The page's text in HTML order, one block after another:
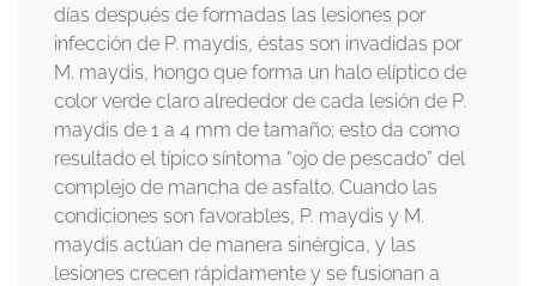
días después de formadas las lesiones por
infección de P. maydis, éstas son invadidas por
M. maydis, hongo que forma un halo elíptico de
color verde claro alrededor de cada lesión de P.
maydis de 1 a 4 mm de tamaño; esto da como
resultado el típico síntoma “ojo de pescado” del
complejo de mancha de asfalto. Cuando las
condiciones son favorables, P. maydis y M.
maydis actúan de manera sinérgica, y las
lesiones crecen rápidamente y se fusionan a